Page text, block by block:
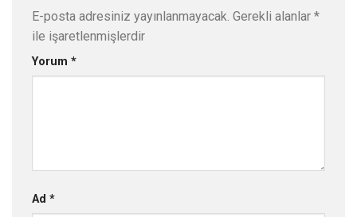
E-posta adresiniz yayınlanmayacak. Gerekli alanlar *
ile işaretlenmişlerdir
Yorum *
Ad *